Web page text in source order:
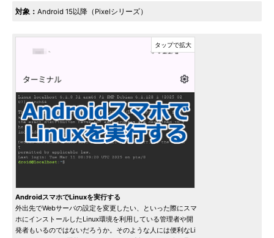
対象： Android 15以降（Pixelシリーズ）
AndroidスマホでLinuxを実行する
外出先でWebサーバの設定を変更したい、といった際にスマ
ホにインストールしたLinux環境を利用している管理者や開
発者もいるのではないだろうか。そのような人には便利なLi